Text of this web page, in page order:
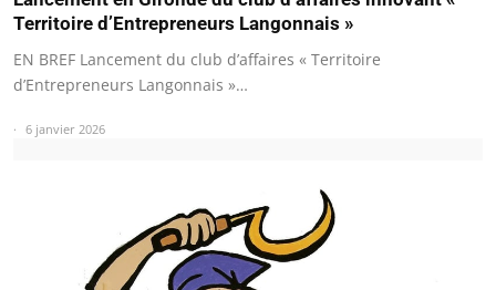
Territoire d’Entrepreneurs Langonnais »
EN BREF Lancement du club d’affaires « Territoire
d’Entrepreneurs Langonnais »…
6 janvier 2026